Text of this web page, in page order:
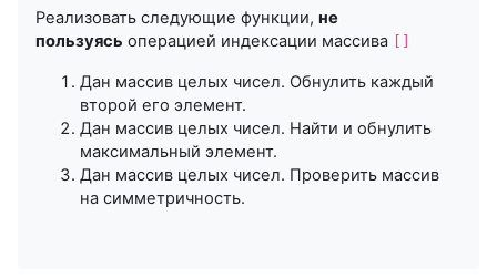
Реализовать следующие функции, не
пользуясь операцией индексации массива []
Дан массив целых чисел. Обнулить каждый
второй его элемент.
Дан массив целых чисел. Найти и обнулить
максимальный элемент.
Дан массив целых чисел. Проверить массив
на симметричность.